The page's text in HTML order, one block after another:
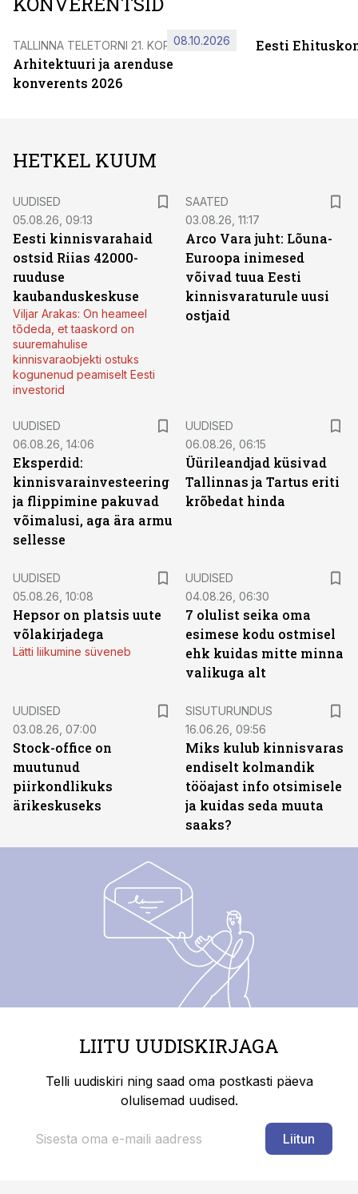
TALLINNA TELETORNI 21. KORRUSEL
Arhitektuuri ja arenduse
konverents 2026
08.10.2026 Eesti
HETKEL KUUM
UUDISED
05.08.26, 09:13
Eesti kinnisvarahaid
ostsid Riias 42000-
ruuduse
kaubanduskeskuse
Viljar Arakas: On heameel
tõdeda, et taaskord on
suuremahulise
kinnisvaraobjekti ostuks
kogunenud peamiselt Eesti
investorid
SAATED
03.08.26, 11:17
Arco Vara juht: Lõuna-
Euroopa inimesed
võivad tuua Eesti
kinnisvaraturule uusi
ostjaid
UUDISED
06.08.26, 14:06
Eksperdid:
kinnisvarainvesteering
ja flippimine pakuvad
võimalusi, aga ära armu
sellesse
UUDISED
06.08.26, 06:15
Üürileandjad küsivad
Tallinnas ja Tartus eriti
krõbedat hinda
UUDISED
05.08.26, 10:08
Hepsor on platsis uute
võlakirjadega
Lätti liikumine süveneb
UUDISED
04.08.26, 06:30
7 olulist seika oma
esimese kodu ostmisel
ehk kuidas mitte minna
valikuga alt
UUDISED
03.08.26, 07:00
Stock-office on
muutunud
piirkondlikuks
ärikeskuseks
SISUTURUNDUS
16.06.26, 09:56
Miks kulub kinnisvaras
endiselt kolmandik
tööajast info otsimisele
ja kuidas seda muuta
saaks?
LIITU UUDISKIRJAGA
Telli uudiskiri ning saad oma postkasti päeva
olulisemad uudised.
Liitun